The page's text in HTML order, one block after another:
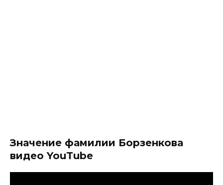
Значение фамилии Борзенкова
видео YouTube